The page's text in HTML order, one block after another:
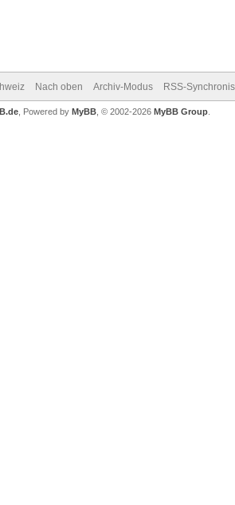
Nach oben Archiv-Modus RSS-
, Powered by MyBB , © 2002-2026 MyBB Group